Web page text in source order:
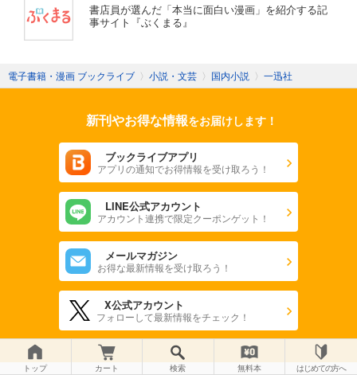
書店員が選んだ「本当に面白い漫画」を紹介する記
事サイト『ぶくまる』
電子書籍・漫画 ブックライブ 〉 小説・文芸 〉 国内小説 〉 一迅社
新刊やお得な情報をお届けします！
ブックライブアプリ
アプリの通知でお得情報を受け取ろう！
LINE公式アカウント
アカウント連携で限定クーポンゲット！
メールマガジン
お得な最新情報を受け取ろう！
X公式アカウント
フォローして最新情報をチェック！
トップ カート 検索 無料本 はじめての方へ